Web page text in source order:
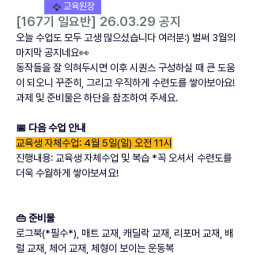
교육원장
[167기 일요반] 26.03.29 공지
오늘 수업도 모두 고생 많으셨습니다 여러분:) 벌써 3월의
마지막 공지네요👀
동작들을 잘 익혀두시면 이후 시퀀스 구성하실 때 큰 도움
이 되오니 꾸준히, 그리고 우직하게 수련도를 쌓아보아요!
과제 및 준비물은 하단을 참조하여 주세요.
📅 다음 수업 안내
교육생 자체수업: 4월 5일(일) 오전 11시
진행내용: 교육생 자체수업 및 복습 *꼭 오셔서 수련도를
더욱 수월하게 쌓아보셔요!
👜 준비물
로그북(*필수*), 매트 교재, 캐딜락 교재, 리포머 교재, 배
럴 교재, 체어 교재, 체형이 보이는 운동복